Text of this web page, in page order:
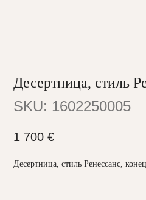
Десертница, стиль
SKU: 1602250005
1 700 €
Десертница, стиль Ренессанс,